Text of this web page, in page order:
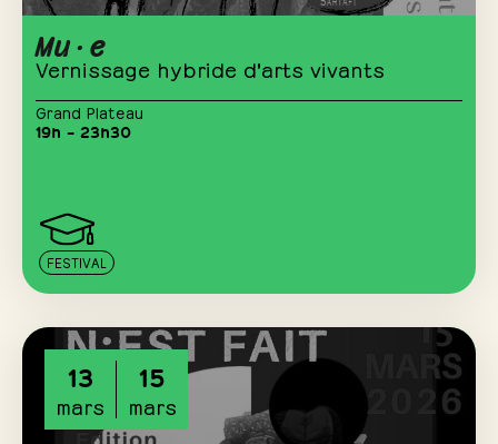
Mu·e
Vernissage hybride d'arts vivants
Grand Plateau
19h – 23h30
FESTIVAL
13
mars
15
mars